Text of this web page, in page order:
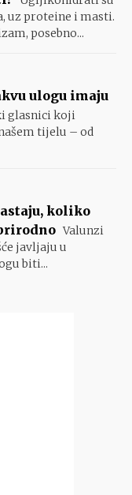
uz proteine i masti.
posebno...
ulogu imaju
glasnici koji
tijelu – od
koliko
Valunzi
javljaju u
biti...